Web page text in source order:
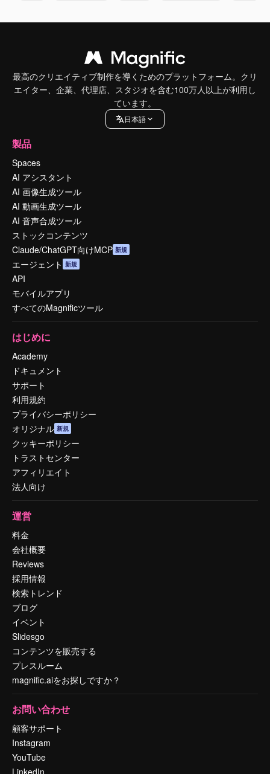
最高のクリエイティブ制作を導くためのプラットフォーム。クリ
エイター、企業、代理店、スタジオを含む100万人以上が利用し
ています。
日本語
製品
Spaces
AI アシスタント
AI 画像生成ツール
AI 動画生成ツール
AI 音声合成ツール
ストックコンテンツ
Claude/ChatGPT向けMCP 新規
エージェント 新規
API
モバイルアプリ
すべてのMagnificツール
はじめに
Academy
ドキュメント
サポート
利用規約
プライバシーポリシー
オリジナル 新規
クッキーポリシー
トラストセンター
アフィリエイト
法人向け
運営
料金
会社概要
Reviews
採用情報
検索トレンド
ブログ
イベント
Slidesgo
コンテンツを販売する
プレスルーム
magnific.aiをお探しですか？
お問い合わせ
顧客サポート
Instagram
YouTube
LinkedIn